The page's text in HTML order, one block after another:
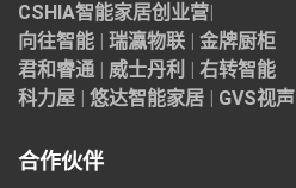
CSHIA智能家居创业营
向往智能
瑞瀛物联
金牌厨柜
君和睿通
威士丹利
右转智能
科力屋
悠达智能家居 GVS视声
合作伙伴